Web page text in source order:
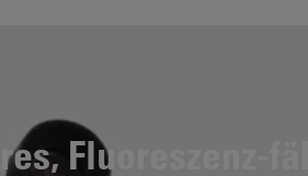
Fluoreszenz-